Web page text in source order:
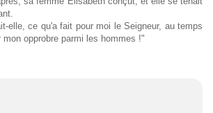
elle, ce qu'a fait pour moi le Seigneur, au temps
opprobre parmi les hommes !"